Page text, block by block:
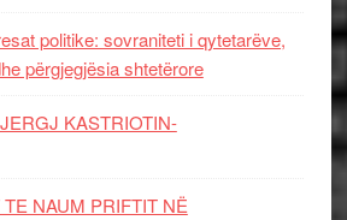
politike: sovraniteti i qytetarëve,
përgjegjësia shtetërore
KASTRIOTIN-
NAUM PRIFTIT NË